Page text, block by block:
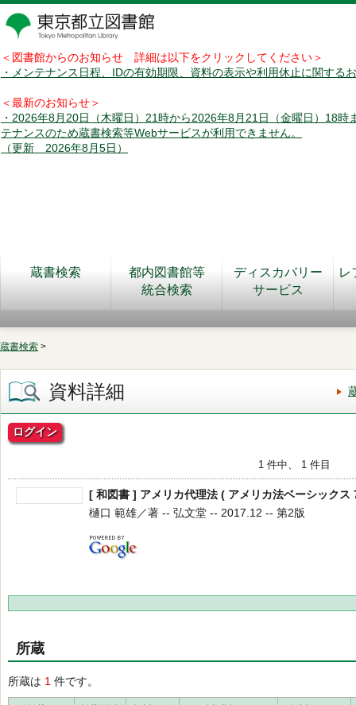
＜図書館からのお知らせ 詳細は以下をクリックしてください＞
・メンテナンス日程、IDの有効期限、資料の表示や利用休止に関する
＜最新のお知らせ＞
・2026年8月20日（木曜日）21時から2026年8月21日（金曜日）18時
テナンスのため蔵書検索等Webサービスが利用できません。
（更新 2026年8月5日）
蔵書検索
都内図書館等
統合検索
ディスカバリー
サービス
レ
蔵書検索 >
資料詳細
ログイン
1 件中、 1 件目
[ 和図書 ] アメリカ代理法 ( アメリカ法ベーシックス
樋口 範雄／著 -- 弘文堂 -- 2017.12 -- 第2版
所蔵
所蔵は 1 件です。